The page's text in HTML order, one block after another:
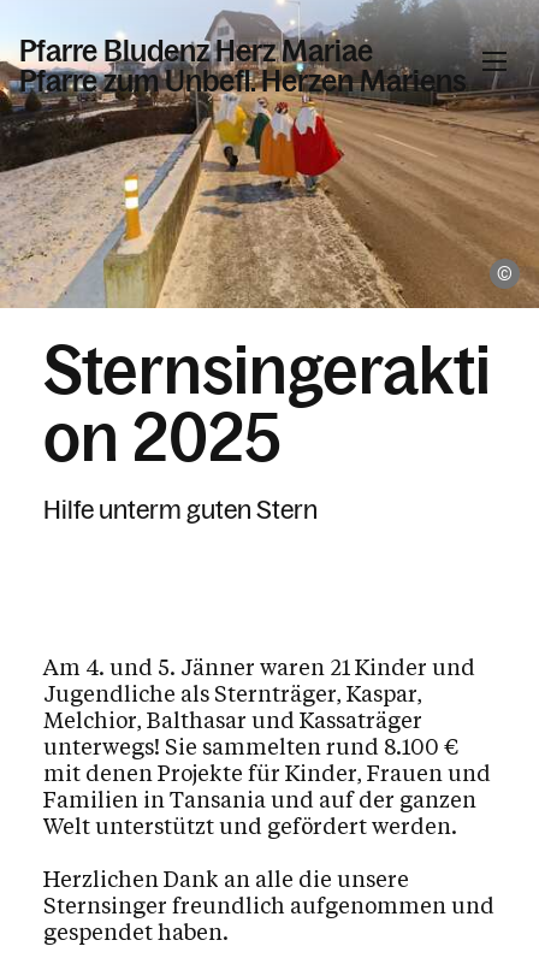
Pfarre Bludenz Herz Mariae
Pfarre zum Unbefl. Herzen Mariens
Informationen
Kalender
Personen
Kontakt
Sternsingerakti
on 2025
Hilfe unterm guten Stern
Am 4. und 5. Jänner waren 21 Kinder und
Jugendliche als Sternträger, Kaspar,
Melchior, Balthasar und Kassaträger
unterwegs! Sie sammelten rund 8.100 €
mit denen Projekte für Kinder, Frauen und
Familien in Tansania und auf der ganzen
Welt unterstützt und gefördert werden.
Herzlichen Dank an alle die unsere
Sternsinger freundlich aufgenommen und
gespendet haben.